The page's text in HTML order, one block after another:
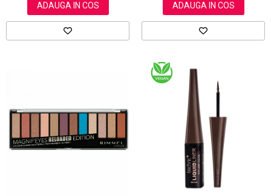
ADAUGA IN COS ADAUGA IN COS